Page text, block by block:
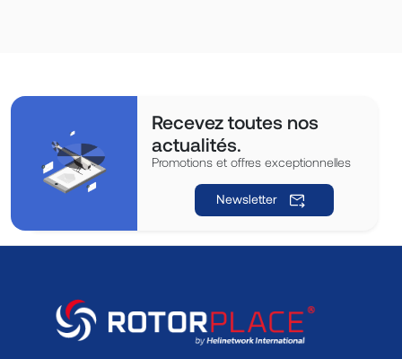
Recevez toutes nos
actualités.
Promotions et offres exceptionnelles
Newsletter